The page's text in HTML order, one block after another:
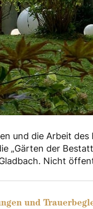
und die Arbeit
„Gärten der
Nicht
und